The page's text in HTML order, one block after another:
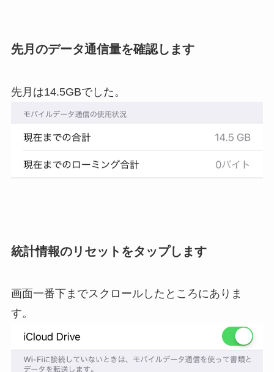
先月のデータ通信量を確認します
先月は14.5GBでした。
統計情報のリセットをタップします
画面一番下までスクロールしたところにありま
す。